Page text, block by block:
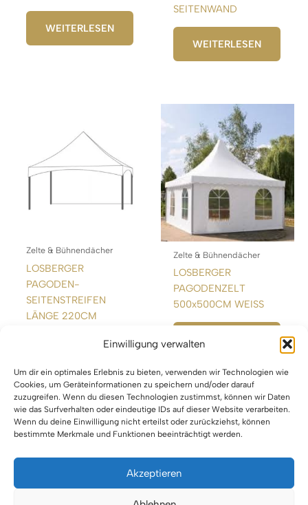
Einwilligung verwalten
Um dir ein optimales Erlebnis zu bieten, verwenden wir Technologien wie
Cookies, um Geräteinformationen zu speichern und/oder darauf
zuzugreifen. Wenn du diesen Technologien zustimmst, können wir Daten
wie das Surfverhalten oder eindeutige IDs auf dieser Website verarbeiten.
Wenn du deine Einwilligung nicht erteilst oder zurückziehst, können
bestimmte Merkmale und Funktionen beeinträchtigt werden.
Akzeptieren
WEITERLESEN
SEITENWAND
WEITERLESEN
Zelte & Bühnendächer
LOSBERGER
PAGODEN-
SEITENSTREIFEN
LÄNGE 220CM
WEITERLESEN
Zelte & Bühnendächer
LOSBERGER
PAGODENZELT
500x500CM WEISS
WEITERLESEN
Impressum